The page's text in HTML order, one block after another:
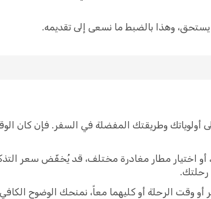
يستحق، وهذا بالضبط ما نسعى إلى تقديمه.
أولوياتك وطريقتك المفضلة في السفر. فإن كان
أو اختيار مطار مغادرة مختلف، قد يُخفّض سعر
رحلتك.
وقت الرحلة أو كليهما معاً، نمنحك الوضوح